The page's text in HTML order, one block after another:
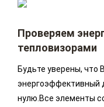
Проверяем
тепловизорами
Будьте уверены, что
энергоэффективный
нулю.Все элементы